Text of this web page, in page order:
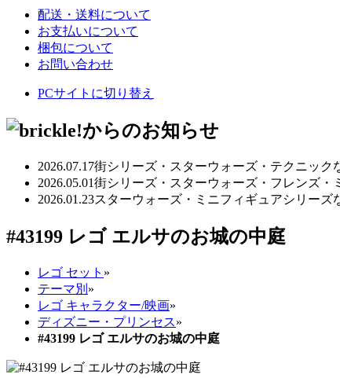
配送・送料について
お支払いについて
梱包について
お問い合わせ
PCサイトに切り替え
2026.07.17街シリーズ・スターウォーズ・テクニック
2026.05.01街シリーズ・スターウォーズ・フレンズ・
2026.01.23スターウォーズ・ミニフィギュアシリー
#43199 レゴ エルサのお城の中庭
レゴ セット »
テーマ別 »
レゴ キャラクター/映画»
ディズニー・プリンセス»
#43199 レゴ エルサのお城の中庭